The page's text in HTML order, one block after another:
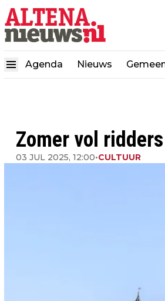
Agenda Nieuws
Zomer vol
03 JUL 2025, 12:00•CULTUUR